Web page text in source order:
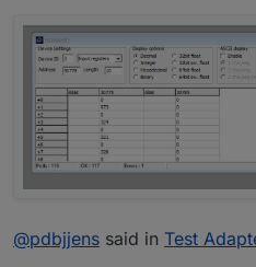
@pdbjjens said in Test